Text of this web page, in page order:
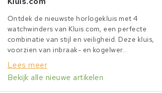
Ontdek de nieuwste horlogekluis met 4
watchwinders van Kluis.com, een perfecte
combinatie van stijl en veiligheid. Deze kluis,
voorzien van inbraak- en kogelwer...
Lees meer
Bekijk alle nieuwe artikelen